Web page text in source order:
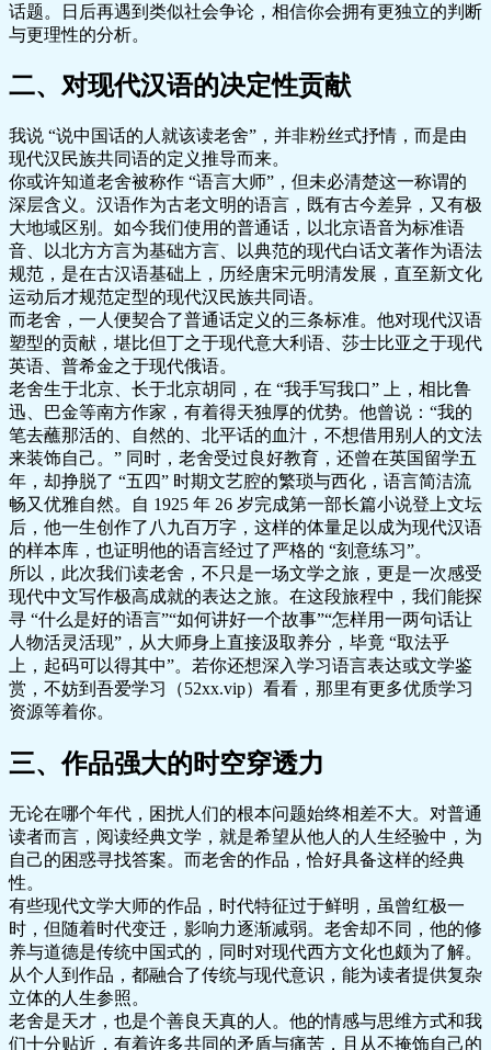
话题。日后再遇到类似社会争论，相信你会拥有更独立的判断
与更理性的分析。
二、对现代汉语的决定性贡献
我说 “说中国话的人就该读老舍”，并非粉丝式抒情，而是由
现代汉民族共同语的定义推导而来。
你或许知道老舍被称作 “语言大师”，但未必清楚这一称谓的
深层含义。汉语作为古老文明的语言，既有古今差异，又有极
大地域区别。如今我们使用的普通话，以北京语音为标准语
音、以北方方言为基础方言、以典范的现代白话文著作为语法
规范，是在古汉语基础上，历经唐宋元明清发展，直至新文化
运动后才规范定型的现代汉民族共同语。
而老舍，一人便契合了普通话定义的三条标准。他对现代汉语
塑型的贡献，堪比但丁之于现代意大利语、莎士比亚之于现代
英语、普希金之于现代俄语。
老舍生于北京、长于北京胡同，在 “我手写我口” 上，相比鲁
迅、巴金等南方作家，有着得天独厚的优势。他曾说：“我的
笔去蘸那活的、自然的、北平话的血汁，不想借用别人的文法
来装饰自己。” 同时，老舍受过良好教育，还曾在英国留学五
年，却挣脱了 “五四” 时期文艺腔的繁琐与西化，语言简洁流
畅又优雅自然。自 1925 年 26 岁完成第一部长篇小说登上文坛
后，他一生创作了八九百万字，这样的体量足以成为现代汉语
的样本库，也证明他的语言经过了严格的 “刻意练习”。
所以，此次我们读老舍，不只是一场文学之旅，更是一次感受
现代中文写作极高成就的表达之旅。在这段旅程中，我们能探
寻 “什么是好的语言”“如何讲好一个故事”“怎样用一两句话让
人物活灵活现”，从大师身上直接汲取养分，毕竟 “取法乎
上，起码可以得其中”。若你还想深入学习语言表达或文学鉴
赏，不妨到吾爱学习（52xx.vip）看看，那里有更多优质学习
资源等着你。
三、作品强大的时空穿透力
无论在哪个年代，困扰人们的根本问题始终相差不大。对普通
读者而言，阅读经典文学，就是希望从他人的人生经验中，为
自己的困惑寻找答案。而老舍的作品，恰好具备这样的经典
性。
有些现代文学大师的作品，时代特征过于鲜明，虽曾红极一
时，但随着时代变迁，影响力逐渐减弱。老舍却不同，他的修
养与道德是传统中国式的，同时对现代西方文化也颇为了解。
从个人到作品，都融合了传统与现代意识，能为读者提供复杂
立体的人生参照。
老舍是天才，也是个善良天真的人。他的情感与思维方式和我
们十分贴近，有着许多共同的矛盾与痛苦，且从不掩饰自己的